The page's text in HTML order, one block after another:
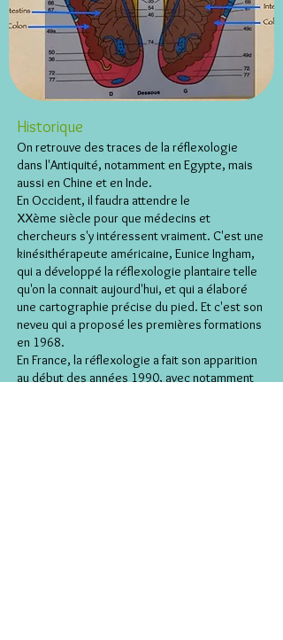
Historique
On retrouve des traces de la réflexologie
dans l'Antiquité, notamment en Egypte, mais
aussi en Chine et en Inde.
En Occident, il faudra attendre le
XXème siècle pour que médecins et
chercheurs s'y intéressent vraiment. C'est une
kinésithérapeute américaine, Eunice Ingham,
qui a développé la réflexologie plantaire telle
qu'on la connait aujourd'hui, et qui a élaboré
une cartographie précise du pied. Et c'est son
neveu qui a proposé les premières formations
en 1968.
En France, la réflexologie a fait son apparition
au début des années 1990, avec notamment